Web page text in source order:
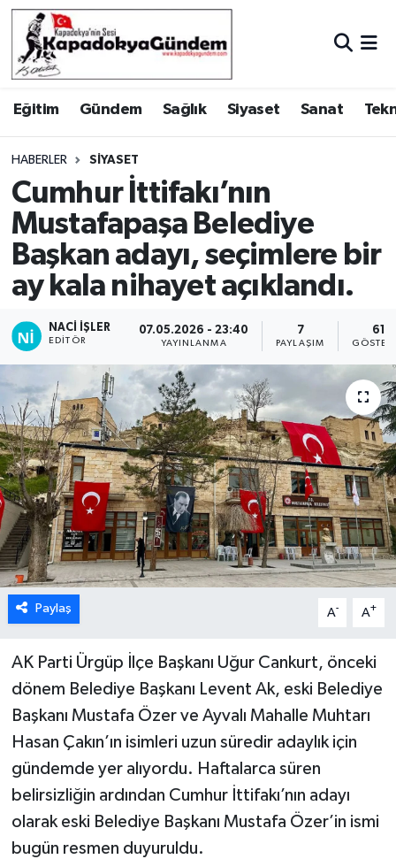
Eğitim Gündem Sağlık Siyaset Sanat
HABERLER SIYASET
Cumhur İttifakı’nın
Mustafapaşa Belediye
Başkan adayı, seçimlere bir
ay kala nihayet açıklandı.
NACI İŞLER
EDITÖR
07.05.2026 - 23:40
YAYINLANMA
7
PAYLAŞIM
61
Paylaş A- A+
AK Parti Ürgüp İlçe Başkanı Uğur Cankurt, önceki
dönem Belediye Başkanı Levent Ak, eski Belediye
Başkanı Mustafa Özer ve Ayvalı Mahalle Muhtarı
Hasan Çakın’ın isimleri uzun süredir adaylık için
gündemde yer alıyordu. Haftalarca süren
belirsizliğin ardından Cumhur İttifakı’nın adayı
olarak eski Belediye Başkanı Mustafa Özer’in ismi
bugün resmen duyuruldu.
Hava Durumu
Trafik Durumu
Süper Lig Puan Durumu ve Fikstür
Tüm Manşetler
Son Dakika Haberleri
Haber Arşivi